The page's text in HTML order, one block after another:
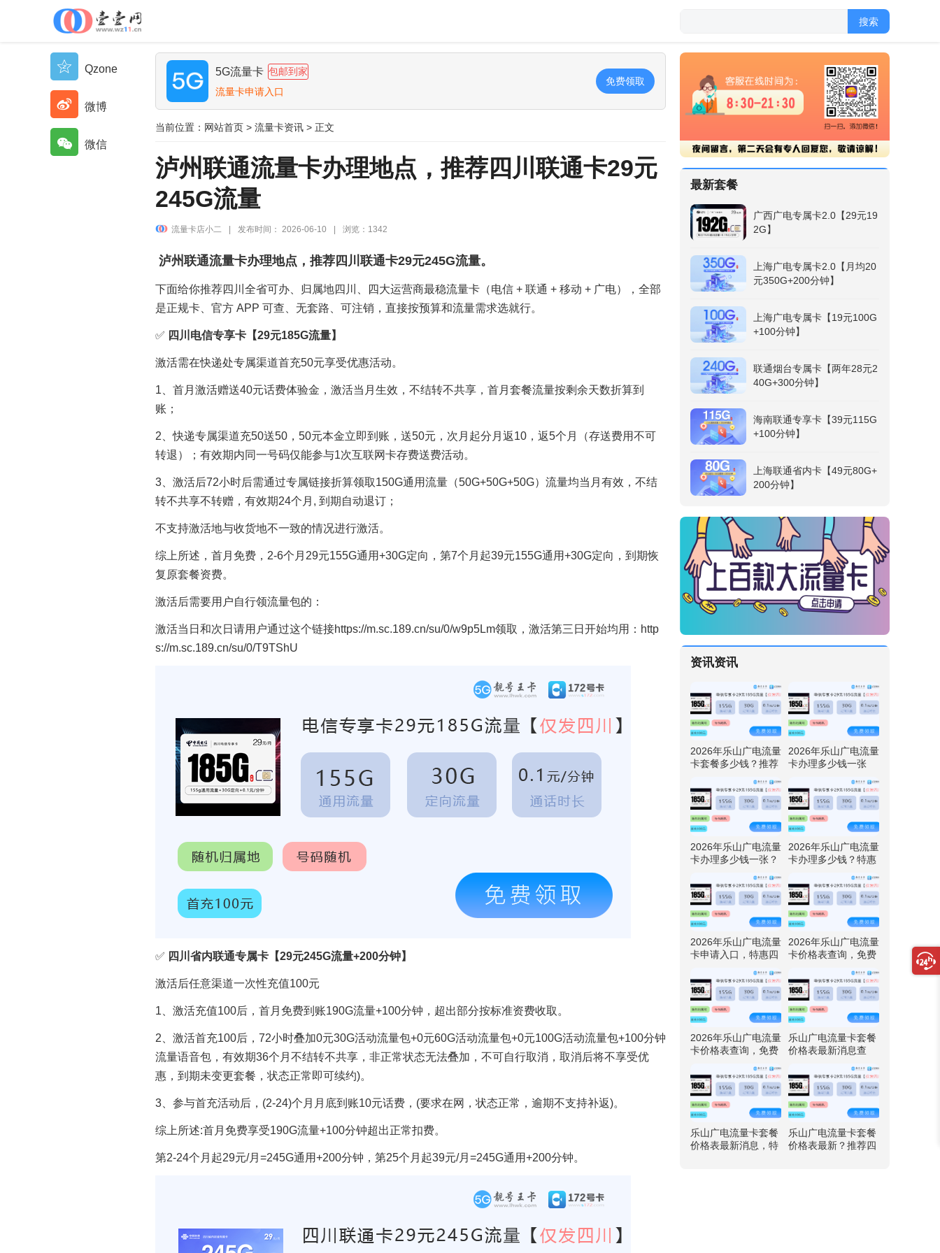
搜索
5G流量卡 包邮到家
流量卡申请入口
免费领取
当前位置： 网站首页 > 流量卡资讯 > 正文
泸州联通流量卡办理地点，推荐四川联通卡29元
245G流量
流量卡店小二 发布时间： 2026-06-10 浏览：1342
泸州联通流量卡办理地点，推荐四川联通卡29元245G流量。
下面给你推荐四川全省可办、归属地四川、四大运营商最稳流量卡（电信 + 联通 + 移动 + 广电），全部
是正规卡、官方 APP 可查、无套路、可注销，直接按预算和流量需求选就行。
✅ 四川电信专享卡【29元185G流量】
激活需在快递处专属渠道首充50元享受优惠活动。
1、首月激活赠送40元话费体验金，激活当月生效，不结转不共享，首月套餐流量按剩余天数折算到
账；
2、快递专属渠道充50送50，50元本金立即到账，送50元，次月起分月返10，返5个月（存送费用不可
转退）；有效期内同一号码仅能参与1次互联网卡存费送费活动。
3、激活后72小时后需通过专属链接折算领取150G通用流量（50G+50G+50G）流量均当月有效，不结
转不共享不转赠，有效期24个月, 到期自动退订；
不支持激活地与收货地不一致的情况进行激活。
综上所述，首月免费，2-6个月29元155G通用+30G定向，第7个月起39元155G通用+30G定向，到期恢
复原套餐资费。
激活后需要用户自行领流量包的：
激活当日和次日请用户通过这个链接https://m.sc.189.cn/su/0/w9p5Lm领取，激活第三日开始均用： http
s://m.sc.189.cn/su/0/T9TShU
✅ 四川省内联通专属卡【29元245G流量+200分钟】
激活后任意渠道一次性充值100元
1、激活充值100后，首月免费到账190G流量+100分钟，超出部分按标准资费收取。
2、激活首充100后，72小时叠加0元30G活动流量包+0元60G活动流量包+0元100G活动流量包+100分钟
流量语音包，有效期36个月不结转不共享，非正常状态无法叠加，不可自行取消，取消后将不享受优
惠，到期未变更套餐，状态正常即可续约)。
3、参与首充活动后，(2-24)个月月底到账10元话费，(要求在网，状态正常，逾期不支持补返)。
综上所述:首月免费享受190G流量+100分钟超出正常扣费。
第2-24个月起29元/月=245G通用+200分钟，第25个月起39元/月=245G通用+200分钟。
Qzone
微博
微信
最新套餐
广西广电专属卡2.0【29元19
2G】
上海广电专属卡2.0【月均20
元350G+200分钟】
上海广电专属卡【19元100G
+100分钟】
联通烟台专属卡【两年28元2
40G+300分钟】
海南联通专享卡【39元115G
+100分钟】
上海联通省内卡【49元80G+
200分钟】
资讯资讯
2026年乐山广电流量
卡套餐多少钱？推荐
G流量
2026年乐山广电流量
卡办理多少钱一张
29元192G流量
2026年乐山广电流量
卡办理多少钱一张？
29元192G流量
2026年乐山广电流量
卡办理多少钱？特惠
G流量
2026年乐山广电流量
卡申请入口，特惠四
流量
2026年乐山广电流量
卡价格表查询，免费
192G流量
2026年乐山广电流量
卡价格表查询，免费
192G流量
乐山广电流量卡套餐
价格表最新消息查
29元192G流量
乐山广电流量卡套餐
价格表最新消息，特
乐山广电流量卡套餐
价格表最新？推荐四